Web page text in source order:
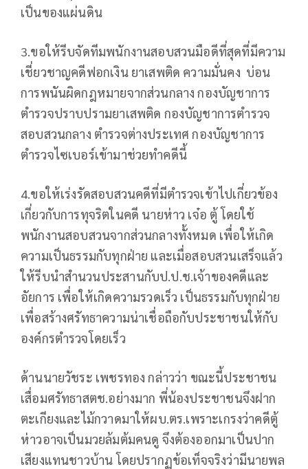
เป็นของแผ่นดิน
3.ขอให้รีบจัดทีมพนักงานสอบสวนมือดีที่สุดที่มีความ
เชี่ยวชาญคดีฟอกเงิน ยาเสพติด ความมั่นคง บ่อน
การพนันผิดกฎหมายจากส่วนกลาง กองบัญชาการ
ตำรวจปราบปรามยาเสพติด กองบัญชาการตำรวจ
สอบสวนกลาง ตำรวจต่างประเทศ กองบัญชาการ
ตำรวจไซเบอร์เข้ามาช่วยทำคดีนี้
4.ขอให้เร่งรัดสอบสวนคดีที่มีตำรวจเข้าไปเกี่ยวข้อง
เกี่ยวกับการทุจริตในคดี นายห่าว เจ๋อ ตู้ โดยใช้
พนักงานสอบสวนจากส่วนกลางทั้งหมด เพื่อให้เกิด
ความเป็นธรรมกับทุกฝ่าย และเมื่อสอบสวนเสร็จแล้ว
ให้รีบนำสำนวนประสานกับป.ป.ช.เจ้าของคดีและ
อัยการ เพื่อให้เกิดความรวดเร็ว เป็นธรรมกับทุกฝ่าย
เพื่อสร้างศรัทธาความน่าเชื่อถือกับประชาชนให้กับ
องค์กรตำรวจโดยเร็ว
ด้านนายวัชระ เพชรทอง กล่าวว่า ขณะนี้ประชาชน
เสื่อมศรัทธาสตช.อย่างมาก พี่น้องประชาชนจึงฝาก
ตะเกียงและไม้กวาดมาให้ผบ.ตร.เพราะเกรงว่าคดีตู้
ห่าวอาจเป็นมวยล้มต้มคนดู จึงต้องออกมาเป็นปาก
เสียงแทนชาวบ้าน โดยปรากฏข้อเท็จจริงว่ามีนายพล